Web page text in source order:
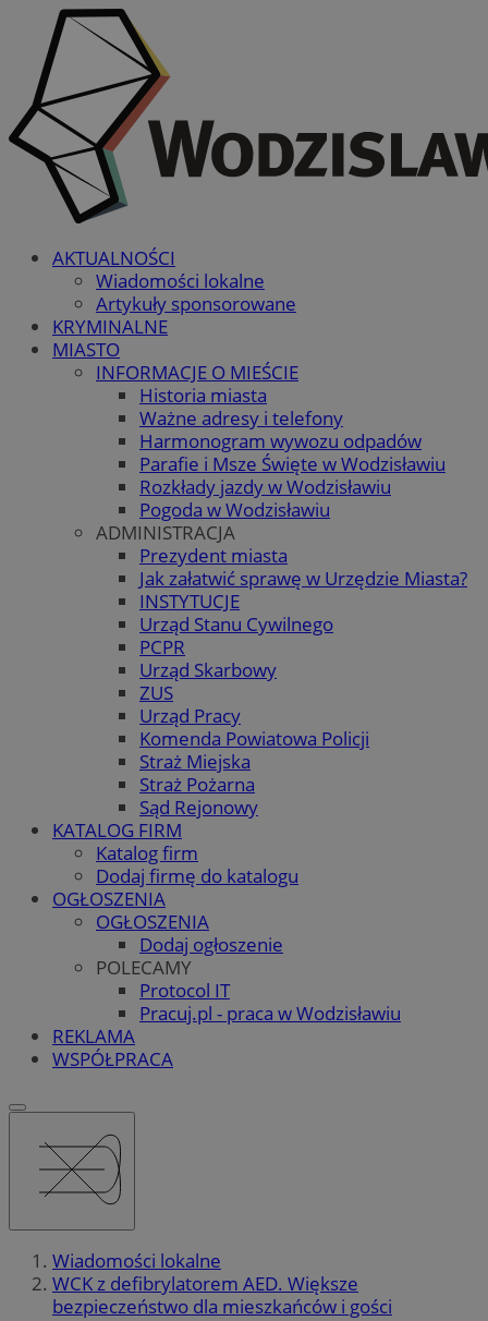
AKTUALNOŚCI
Wiadomości lokalne
Artykuły sponsorowane
KRYMINALNE
MIASTO
INFORMACJE O MIEŚCIE
Historia miasta
Ważne adresy i telefony
Harmonogram wywozu odpadów
Parafie i Msze Święte w Wodzisławiu
Rozkłady jazdy w Wodzisławiu
Pogoda w Wodzisławiu
ADMINISTRACJA
Prezydent miasta
Jak załatwić sprawę w Urzędzie Miasta?
INSTYTUCJE
Urząd Stanu Cywilnego
PCPR
Urząd Skarbowy
ZUS
Urząd Pracy
Komenda Powiatowa Policji
Straż Miejska
Straż Pożarna
Sąd Rejonowy
KATALOG FIRM
Katalog firm
Dodaj firmę do katalogu
OGŁOSZENIA
OGŁOSZENIA
Dodaj ogłoszenie
POLECAMY
Protocol IT
Pracuj.pl - praca w Wodzisławiu
REKLAMA
WSPÓŁPRACA
Wiadomości lokalne
WCK z defibrylatorem AED. Większe
bezpieczeństwo dla mieszkańców i gości